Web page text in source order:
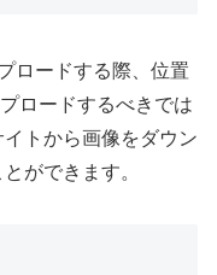
ロードする際、位置
ロードするべきでは
トから画像をダウン
ができます。